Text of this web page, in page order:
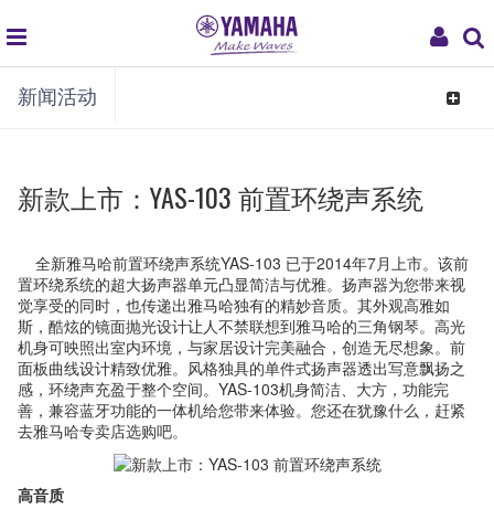
My
global
navigation
新闻活动
Toggle
新款上市：YAS-103 前置环绕声系统
全新雅马哈前置环绕声系统YAS-103 已于2014年7月上市。该前
置环绕系统的超大扬声器单元凸显简洁与优雅。扬声器为您带来视
觉享受的同时，也传递出雅马哈独有的精妙音质。其外观高雅如
斯，酷炫的镜面抛光设计让人不禁联想到雅马哈的三角钢琴。高光
机身可映照出室内环境，与家居设计完美融合，创造无尽想象。前
面板曲线设计精致优雅。风格独具的单件式扬声器透出写意飘扬之
感，环绕声充盈于整个空间。YAS-103机身简洁、大方，功能完
善，兼容蓝牙功能的一体机给您带来体验。您还在犹豫什么，赶紧
去雅马哈专卖店选购吧。
高音质